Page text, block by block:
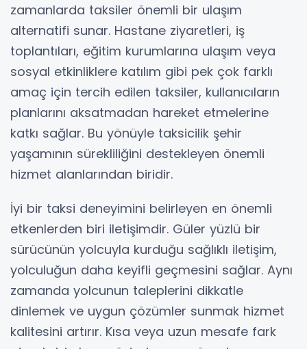
zamanlarda taksiler önemli bir ulaşım
alternatifi sunar. Hastane ziyaretleri, iş
toplantıları, eğitim kurumlarına ulaşım veya
sosyal etkinliklere katılım gibi pek çok farklı
amaç için tercih edilen taksiler, kullanıcıların
planlarını aksatmadan hareket etmelerine
katkı sağlar. Bu yönüyle taksicilik şehir
yaşamının sürekliliğini destekleyen önemli
hizmet alanlarından biridir.
İyi bir taksi deneyimini belirleyen en önemli
etkenlerden biri iletişimdir. Güler yüzlü bir
sürücünün yolcuyla kurduğu sağlıklı iletişim,
yolculuğun daha keyifli geçmesini sağlar. Aynı
zamanda yolcunun taleplerini dikkatle
dinlemek ve uygun çözümler sunmak hizmet
kalitesini artırır. Kısa veya uzun mesafe fark